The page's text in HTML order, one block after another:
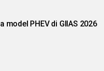
model PHEV di GIIAS 2026